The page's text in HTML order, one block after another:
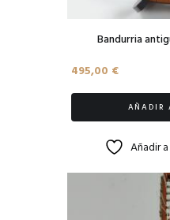
Bandurria
495,00 €
AÑADIR
Añadir